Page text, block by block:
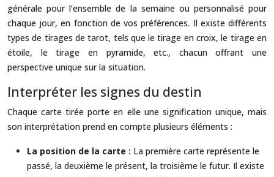
générale pour l’ensemble de la semaine ou personnalisé pour
chaque jour, en fonction de vos préférences. Il existe différents
types de tirages de tarot, tels que le tirage en croix, le tirage en
étoile, le tirage en pyramide, etc., chacun offrant une
perspective unique sur la situation.
Interpréter les signes du destin
Chaque carte tirée porte en elle une signification unique, mais
son interprétation prend en compte plusieurs éléments :
La position de la carte : La première carte représente le
passé, la deuxième le présent, la troisième le futur. Il existe